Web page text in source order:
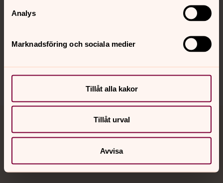
Analys
Marknadsföring och sociala medier
Tillåt alla kakor
Tillåt urval
Avvisa
Hitta snabbt
Sociala kanaler
Jourhavande präst
Akut samtals- och krisstöd. Prata eller chatta anonymt
med en präst på kvällar och nätter.